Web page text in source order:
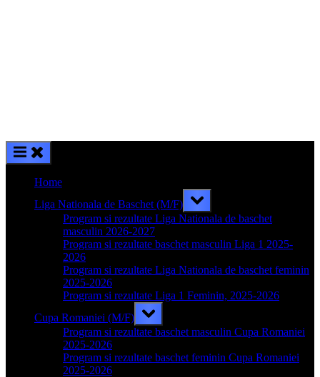
Home
Liga Nationala de Baschet (M/F)
Toggle
sub-
menu
Program si rezultate Liga Nationala de baschet
masculin 2026-2027
Program si rezultate baschet masculin Liga 1 2025-
2026
Program si rezultate Liga Nationala de baschet feminin
2025-2026
Program si rezultate Liga 1 Feminin, 2025-2026
Cupa Romaniei (M/F)
Toggle
sub-
menu
Program si rezultate baschet masculin Cupa Romaniei
2025-2026
Program si rezultate baschet feminin Cupa Romaniei
2025-2026